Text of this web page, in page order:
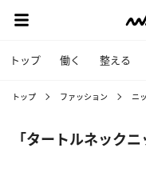
トップ 働く 整える
トップ ファッション ニ
「タートルネック